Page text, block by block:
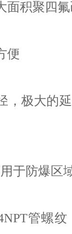
面积聚四
便
，极大的
于防爆区
管螺纹